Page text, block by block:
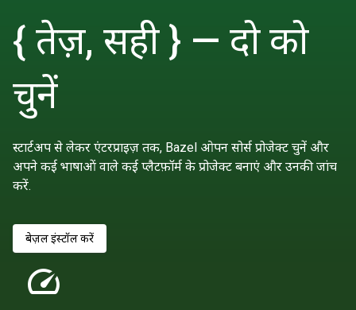
{ तेज़, सही } — दो को
चुनें
स्टार्टअप से लेकर एंटरप्राइज़ तक, Bazel ओपन सोर्स प्रोजेक्ट चुनें और
अपने कई भाषाओं वाले कई प्लैटफ़ॉर्म के प्रोजेक्ट बनाएं और उनकी जांच
करें.
बेज़ल इंस्टॉल करें
speed